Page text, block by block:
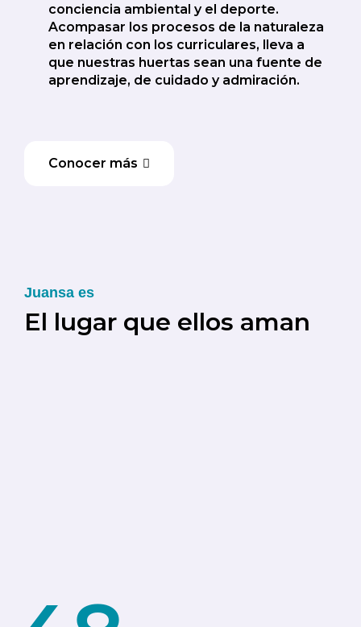
conciencia ambiental y el deporte.
Acompasar los procesos de la naturaleza
en relación con los curriculares, lleva a
que nuestras huertas sean una fuente de
aprendizaje, de cuidado y admiración.
Conocer más
Juansa es
El lugar que ellos aman